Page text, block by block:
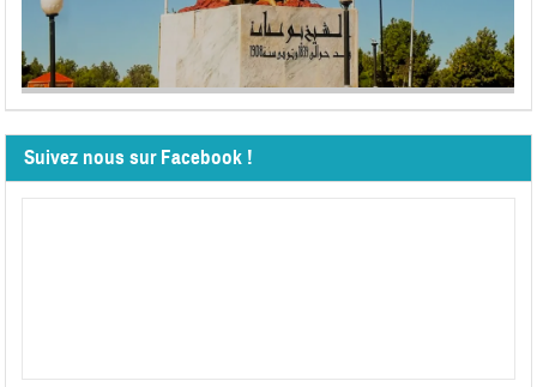
Suivez nous sur Facebook !